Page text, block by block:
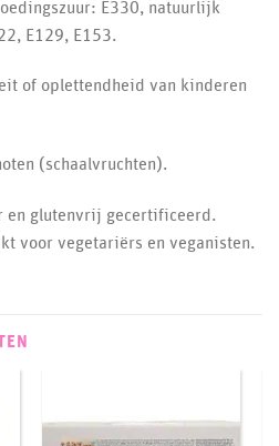
E330, natuurlijk
E129, E153.
of oplettendheid van kinderen
(schaalvruchten).
en glutenvrij gecertificeerd.
voor vegetariërs en veganisten.